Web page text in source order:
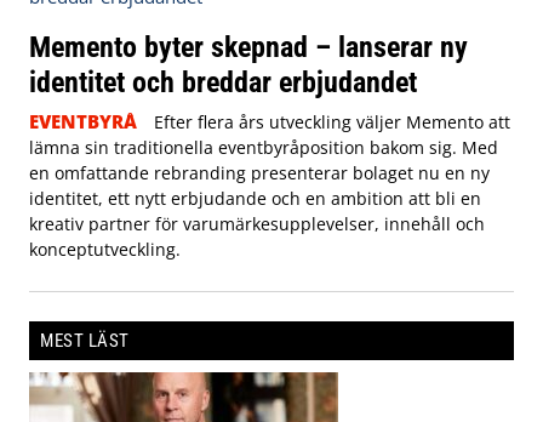
Memento byter skepnad – lanserar ny
identitet och breddar erbjudandet
EVENTBYRÅ
Efter flera års utveckling väljer Memento att
lämna sin traditionella eventbyråposition bakom sig. Med
en omfattande rebranding presenterar bolaget nu en ny
identitet, ett nytt erbjudande och en ambition att bli en
kreativ partner för varumärkesupplevelser, innehåll och
konceptutveckling.
MEST LÄST